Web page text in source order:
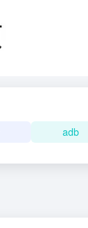
adb